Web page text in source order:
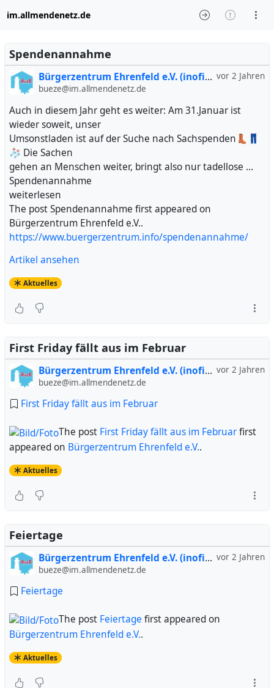
im.allmendenetz.de
Spendenannahme
vor 2 Jahren
Bürgerzentrum Ehrenfeld e.V. (inofiziell)
bueze@im.allmendenetz.de
Auch in diesem Jahr geht es weiter: Am 31.Januar ist
wieder soweit, unser
Umsonstladen ist auf der Suche nach Sachspenden👢👖
🧦 Die Sachen
gehen an Menschen weiter, bringt also nur tadellose …
Spendenannahme
weiterlesen
The post Spendenannahme first appeared on
Bürgerzentrum Ehrenfeld e.V..
https://www.buergerzentrum.info/spendenannahme/
Artikel ansehen
Aktuelles
First Friday fällt aus im Februar
vor 2 Jahren
Bürgerzentrum Ehrenfeld e.V. (inofiziell)
bueze@im.allmendenetz.de
First Friday fällt aus im Februar
The post First Friday fällt aus im Februarfirst
appeared on Bürgerzentrum Ehrenfeld e.V..
Aktuelles
Feiertage
vor 2 Jahren
Bürgerzentrum Ehrenfeld e.V. (inofiziell)
bueze@im.allmendenetz.de
Feiertage
The post Feiertage first appeared on
Bürgerzentrum Ehrenfeld e.V..
Aktuelles